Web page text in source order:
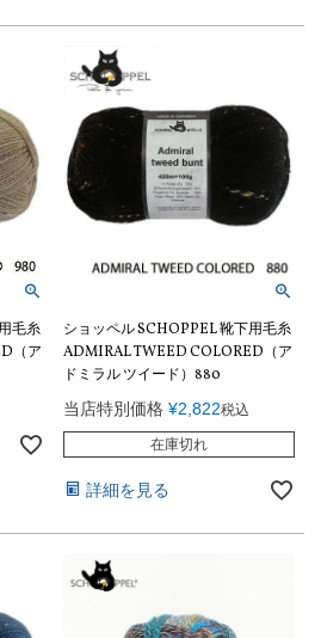
毛糸
（ア
ショッペル SCHOPPEL 靴下用毛糸
ADMIRAL TWEED COLORED（ア
ドミラル ツイード）880
当店特別価格 ¥2,822税込
在庫切れ
詳細を見る